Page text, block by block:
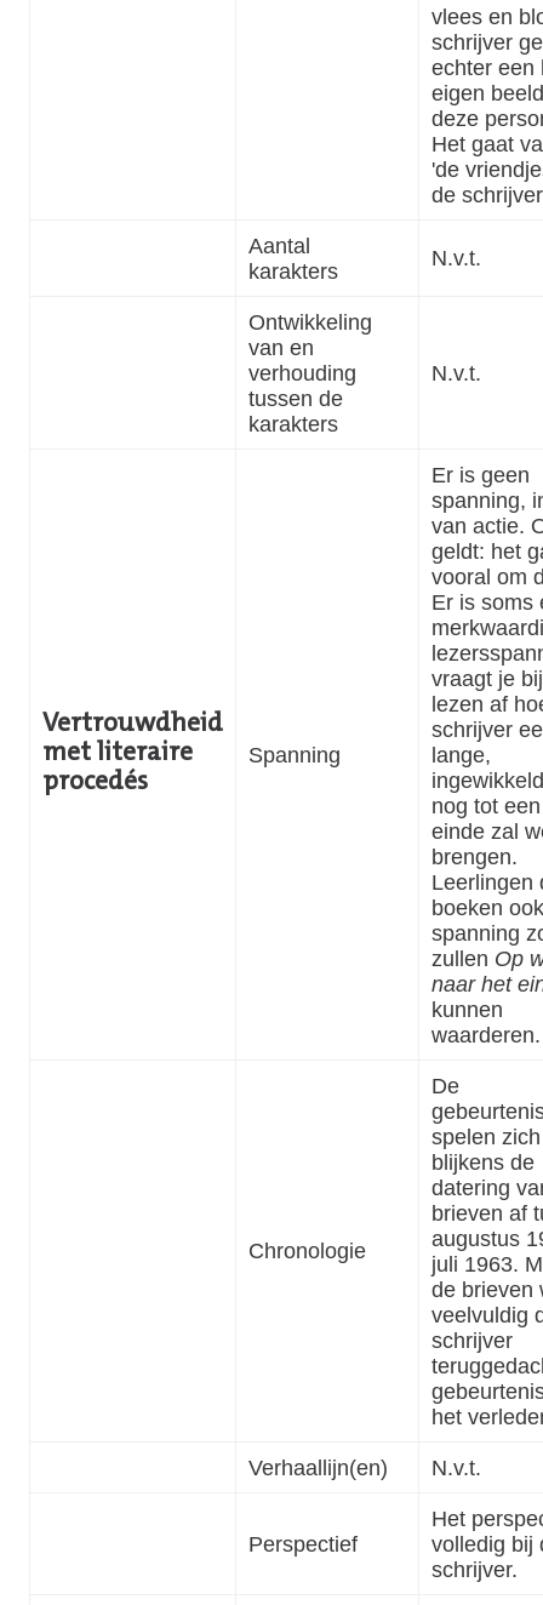
vlees en
schrijver
echter een
eigen
deze
Het gaat
'de
de
Aantal
karakters
N.v.t.
Ontwikkeling
van en
verhouding
tussen de
karakters
N.v.t.
Vertrouwdheid
met literaire
procedés
Spanning
Er is geen
spanning,
van actie.
geldt: het
vooral om
Er is soms
vraagt je
lezen af
schrijver
lange,
nog tot
einde zal
brengen.
Leerlingen
boeken ook
spanning
zullen Op
naar het
kunnen
waarderen.
Chronologie
De
spelen zich
blijkens de
datering
brieven af
augustus
juli 1963.
de brieven
veelvuldig
schrijver
het
Verhaallijn(en)
N.v.t.
Perspectief
Het
volledig bij
schrijver.